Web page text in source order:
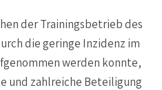
der Trainingsbetrieb des
die geringe Inzidenz im
werden konnte,
und zahlreiche Beteiligung